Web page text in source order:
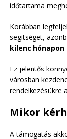
időtartama
Korábban
segítséget,
kilenc
Ez jelentős
városban
rendelkezésükre
Mikor
A támogatás